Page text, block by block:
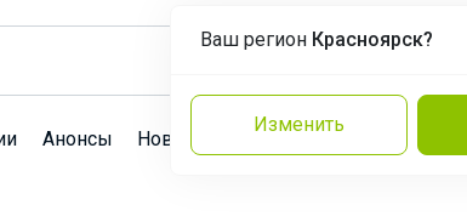
Ваш регион Красноярск?
Изменить
Анонсы Новости Команда